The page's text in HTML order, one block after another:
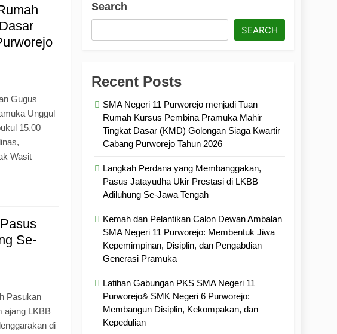
Generasi Pramuka
Gugus
Unggul
15.00
Wasit
Se-
Pasukan
ajang LKBB
di
Search
SEARCH
Recent Posts
SMA Negeri 11 Purworejo menjadi Tuan
Rumah Kursus Pembina Pramuka Mahir
Tingkat Dasar (KMD) Golongan Siaga Kwartir
Cabang Purworejo Tahun 2026
Langkah Perdana yang Membanggakan,
Pasus Jatayudha Ukir Prestasi di LKBB
Adiluhung Se-Jawa Tengah
Kemah dan Pelantikan Calon Dewan Ambalan
SMA Negeri 11 Purworejo: Membentuk Jiwa
Kepemimpinan, Disiplin, dan Pengabdian
Generasi Pramuka
Latihan Gabungan PKS SMA Negeri 11
Purworejo& SMK Negeri 6 Purworejo:
Membangun Disiplin, Kekompakan, dan
Kepedulian